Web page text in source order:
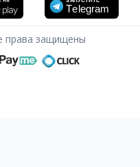
права защищены